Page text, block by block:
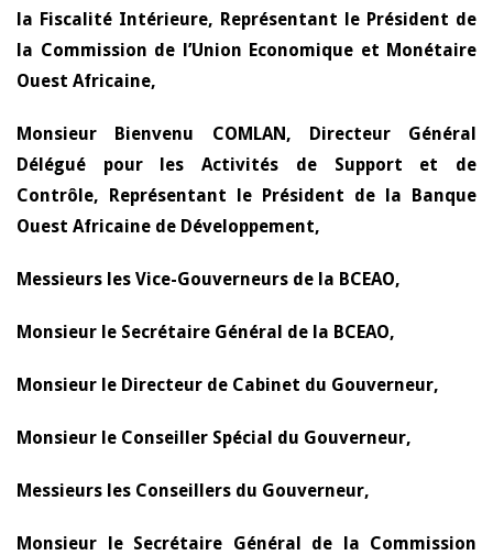
la Fiscalité Intérieure, Représentant le Président de
la Commission de l’Union Economique et Monétaire
Ouest Africaine,
Monsieur Bienvenu COMLAN, Directeur Général
Délégué pour les Activités de Support et de
Contrôle, Représentant le Président de la Banque
Ouest Africaine de Développement,
Messieurs les Vice-Gouverneurs de la BCEAO,
Monsieur le Secrétaire Général de la BCEAO,
Monsieur le Directeur de Cabinet du Gouverneur,
Monsieur le Conseiller Spécial du Gouverneur,
Messieurs les Conseillers du Gouverneur,
Monsieur le Secrétaire Général de la Commission